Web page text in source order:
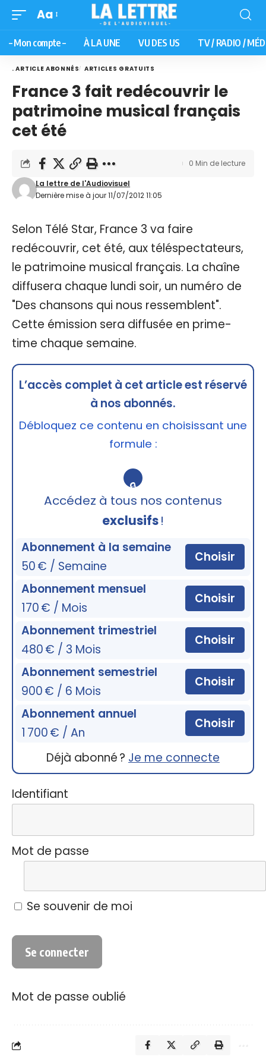
Aa
– Mon compte – À LA UNE VU DES US TV / RADIO /
. ARTICLE ABONNÉS ARTICLES GRATUITS
France 3 fait redécouvrir le
patrimoine musical français
cet été
Dernière mise à jour 11/07/2012 11:05
La lettre de l'Audiovisuel
0 Min de lecture
Selon Télé Star, France 3 va faire
redécouvrir, cet été, aux téléspectateurs,
le patrimoine musical français. La chaîne
diffusera chaque lundi soir, un numéro de
"Des chansons qui nous ressemblent".
Cette émission sera diffusée en prime-
time chaque semaine.
L’accès complet à cet article est réservé
à nos abonnés.
Débloquez ce contenu en choisissant une
formule :
🔒
Accédez à tous nos contenus
exclusifs!
Abonnement à la semaine
50 € / Semaine
Choisir
Abonnement mensuel
170 € / Mois
Choisir
Abonnement trimestriel
480 € / 3 Mois
Choisir
Abonnement semestriel
900 € / 6 Mois
Choisir
Abonnement annuel
1 700 € / An
Choisir
Déjà abonné ? Je me connecte
Identifiant
Mot de passe
Se souvenir de moi
Mot de passe oublié